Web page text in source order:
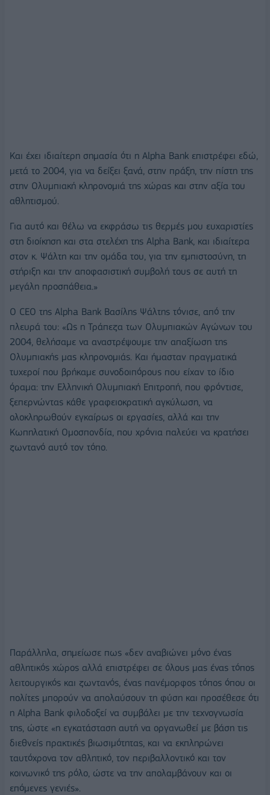
Και έχει ιδιαίτερη σημασία ότι η Alpha Bank επιστρέφει εδώ,
μετά το 2004, για να δείξει ξανά, στην πράξη, την πίστη της
στην Ολυμπιακή κληρονομιά της χώρας και στην αξία του
αθλητισμού.
Για αυτό και θέλω να εκφράσω τις θερμές μου ευχαριστίες
στη διοίκηση και στα στελέχη της Alpha Bank, και ιδιαίτερα
στον κ. Ψάλτη και την ομάδα του, για την εμπιστοσύνη, τη
στήριξη και την αποφασιστική συμβολή τους σε αυτή τη
μεγάλη προσπάθεια.»
Ο CEO της Alpha Bank Βασίλης Ψάλτης τόνισε, από την
πλευρά του: «Ως η Τράπεζα των Ολυμπιακών Αγώνων του
2004, θελήσαμε να αναστρέψουμε την απαξίωση της
Ολυμπιακής μας κληρονομιάς. Και ήμασταν πραγματικά
τυχεροί που βρήκαμε συνοδοιπόρους που είχαν το ίδιο
όραμα: την Ελληνική Ολυμπιακή Επιτροπή, που φρόντισε,
ξεπερνώντας κάθε γραφειοκρατική αγκύλωση, να
ολοκληρωθούν εγκαίρως οι εργασίες, αλλά και την
Κωπηλατική Ομοσπονδία, που χρόνια παλεύει να κρατήσει
ζωντανό αυτό τον τόπο.
Παράλληλα, σημείωσε πως «δεν αναβιώνει μόνο ένας
αθλητικός χώρος αλλά επιστρέφει σε όλους μας ένας τόπος
λειτουργικός και ζωντανός, ένας πανέμορφος τόπος όπου οι
πολίτες μπορούν να απολαύσουν τη φύση και προσέθεσε ότι
η Alpha Bank φιλοδοξεί να συμβάλει με την τεχνογνωσία
της, ώστε «η εγκατάσταση αυτή να οργανωθεί με βάση τις
διεθνείς πρακτικές βιωσιμότητας, και να εκπληρώνει
ταυτόχρονα τον αθλητικό, τον περιβαλλοντικό και τον
κοινωνικό της ρόλο, ώστε να την απολαμβάνουν και οι
επόμενες γενιές».